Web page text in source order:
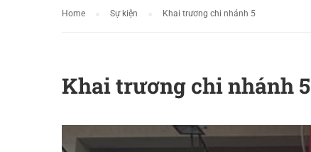
Home Sự kiện Khai trương chi nhánh 5
Khai trương chi nhánh 5